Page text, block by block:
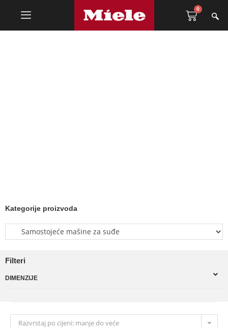
0
Kategorije proizvoda
Filteri
DIMENZIJE
Razvrstaj po cijeni: manje do veće